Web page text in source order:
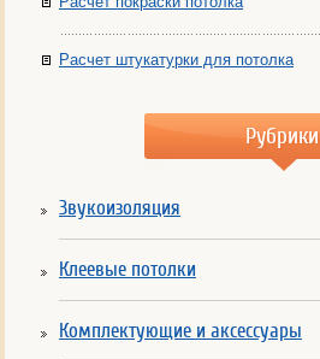
Расчет штукатурки для потолка
Рубрики
Звукоизоляция
Клеевые потолки
Комплектующие и аксессуары